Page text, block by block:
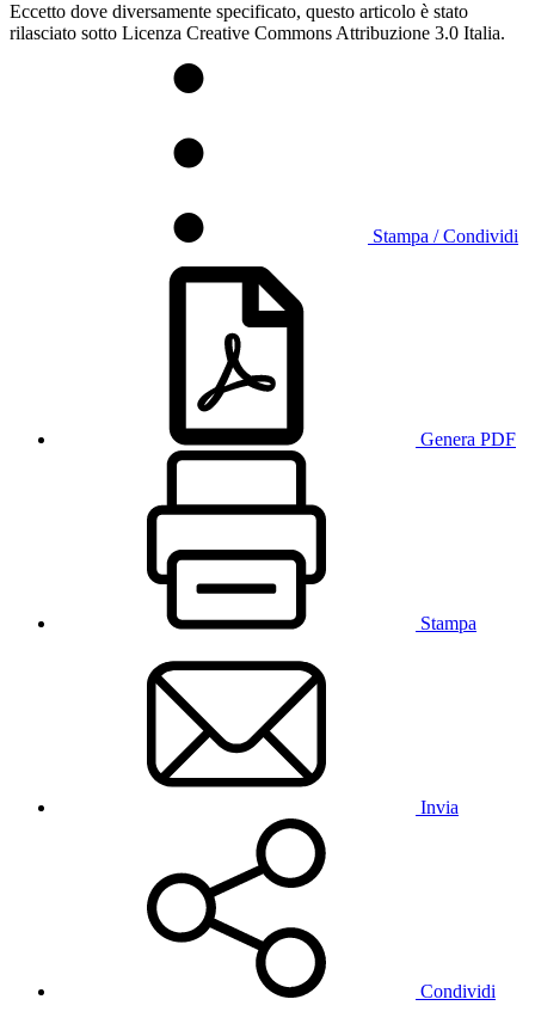
Eccetto dove diversamente specificato, questo articolo è stato
rilasciato sotto Licenza Creative Commons Attribuzione 3.0 Italia.
Stampa / Condividi
Genera PDF
Stampa
Invia
Condividi